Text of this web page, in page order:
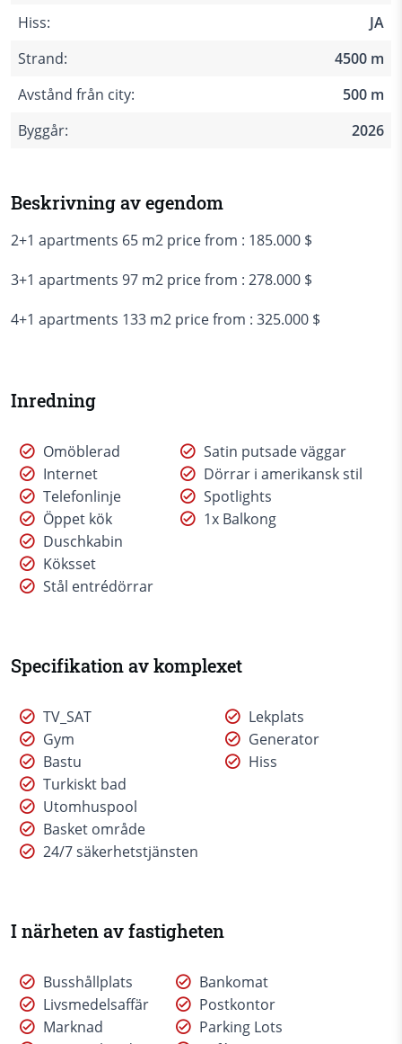
Hiss:
JA
Strand:
4500 m
Avstånd från city:
500 m
Byggår:
2026
Beskrivning av egendom
2+1 apartments 65 m2 price from : 185.000 $
3+1 apartments 97 m2 price from : 278.000 $
4+1 apartments 133 m2 price from : 325.000 $
Inredning
Omöblerad
Internet
Telefonlinje
Öppet kök
Duschkabin
Köksset
Stål entrédörrar
Satin putsade väggar
Dörrar i amerikansk stil
Spotlights
1x Balkong
Specifikation av komplexet
TV_SAT
Gym
Bastu
Turkiskt bad
Utomhuspool
Basket område
24/7 säkerhetstjänsten
Lekplats
Generator
Hiss
I närheten av fastigheten
Busshållplats
Livsmedelsaffär
Marknad
Bankomat
Postkontor
Parking Lots